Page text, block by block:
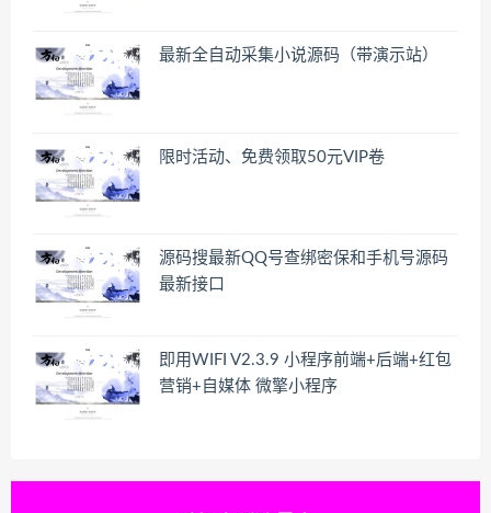
最新全自动采集小说源码（带演示站）
限时活动、免费领取50元VIP卷
源码搜最新QQ号查绑密保和手机号源码
最新接口
即用WIFI V2.3.9 小程序前端+后端+红包
营销+自媒体 微擎小程序